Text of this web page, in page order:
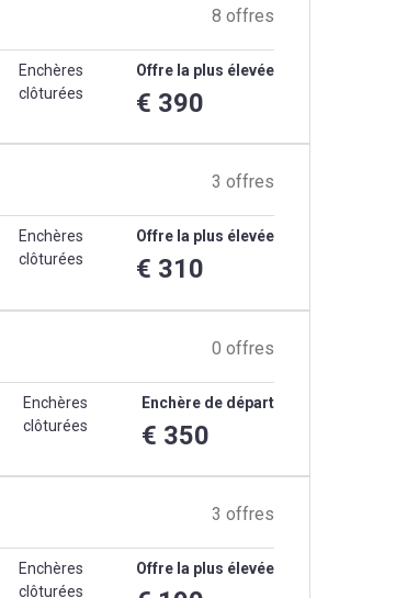
8 offres
Enchères
clôturées
Offre la plus élevée
€ 390
3 offres
Enchères
clôturées
Offre la plus élevée
€ 310
0 offres
Enchères
clôturées
Enchère de départ
€ 350
3 offres
Enchères
clôturées
Offre la plus élevée